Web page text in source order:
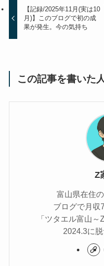
【記録/2025年11月(実は10
月)】このブログで初の成
果が発生。今の気持ち
この記事を書いた人
Z
富山県在住
ブログで月収
「ツタエル富山～
2024.3に脱